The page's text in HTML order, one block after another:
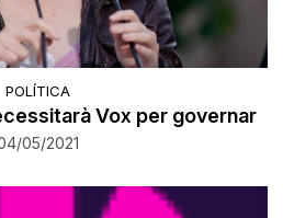
POLÍTICA
Vox per governar
05/2021